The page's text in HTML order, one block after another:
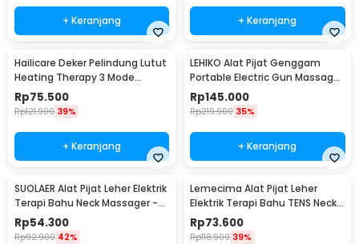
+ Keranjang + Keranjang
Hailicare Deker Pelindung Lutut
Heating Therapy 3 Mode
Kneepad 1 PCS - 102
Rp75.500
Rp121.900 39%
+ Keranjang
LEHIKO Alat Pijat Genggam
Portable Electric Gun Massage
Rechargeable - KH-320
Rp145.000
Rp219.900 35%
+ Keranjang
SUOLAER Alat Pijat Leher Elektrik
Terapi Bahu Neck Massager -
KS-996-1D
Rp54.300
Rp92.900 42%
Lemecima Alat Pijat Leher
Elektrik Terapi Bahu TENS Neck
Massager - JT-808
Rp73.600
Rp118.900 39%